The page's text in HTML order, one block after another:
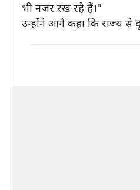
भी नजर रख रहे हैं।"
उन्होंने आगे कहा कि राज्य से